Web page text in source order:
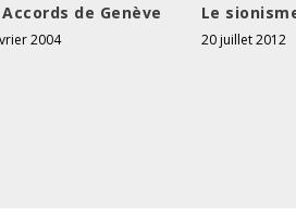
de Genève
2004
Le
20 juillet 2012